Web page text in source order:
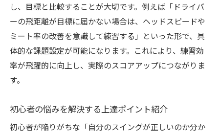
し、目標と比較することが大切です。例えば「ドライバ
ーの飛距離が目標に届かない場合は、ヘッドスピードや
ミート率の改善を意識して練習する」といった形で、具
体的な課題設定が可能になります。これにより、練習効
率が飛躍的に向上し、実際のスコアアップにつながりま
す。
初心者の悩みを解決する上達ポイント紹介
初心者が陥りがちな「自分のスイングが正しいのか分か